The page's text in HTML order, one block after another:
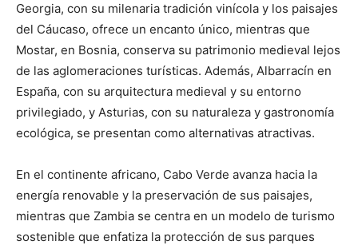
Georgia, con su milenaria tradición vinícola y los paisajes
del Cáucaso, ofrece un encanto único, mientras que
Mostar, en Bosnia, conserva su patrimonio medieval lejos
de las aglomeraciones turísticas. Además, Albarracín en
España, con su arquitectura medieval y su entorno
privilegiado, y Asturias, con su naturaleza y gastronomía
ecológica, se presentan como alternativas atractivas.
En el continente africano, Cabo Verde avanza hacia la
energía renovable y la preservación de sus paisajes,
mientras que Zambia se centra en un modelo de turismo
sostenible que enfatiza la protección de sus parques